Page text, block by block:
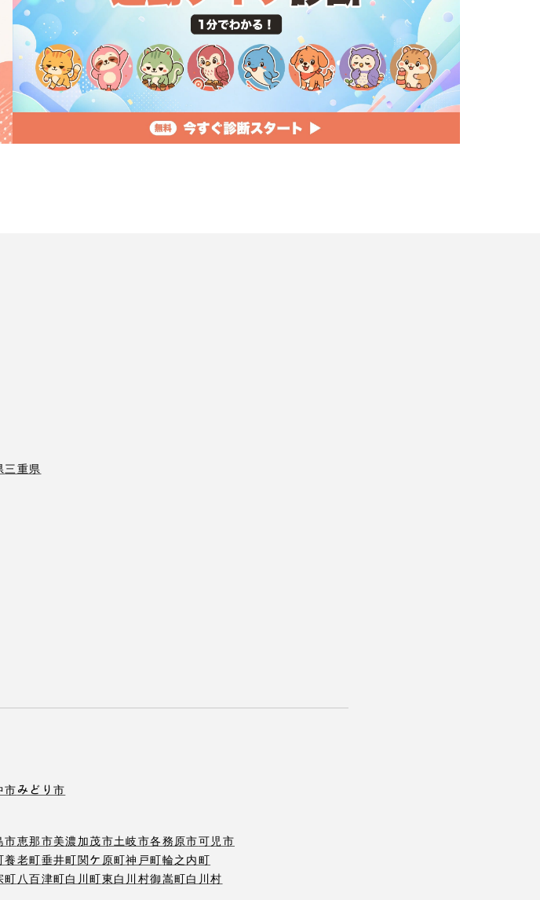
三重県
市みどり市
市恵那市美濃加茂市土岐市各務原市可児市
養老町垂井町関ケ原町神戸町輪之内町
町八百津町白川町東白川村御嵩町白川村